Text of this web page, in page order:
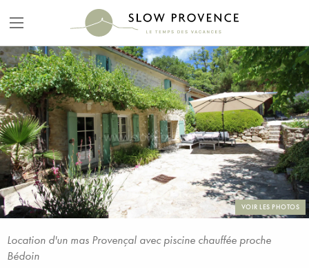
VOIR LES PHOTOS
Location d'un mas Provençal avec piscine chauffée proche
Bédoin